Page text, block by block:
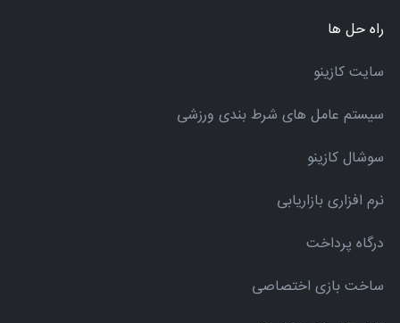
راه حل ها
سایت کازینو
سیستم عامل های شرط بندی ورزشی
سوشال کازینو
نرم افزاری بازاریابی
درگاه پرداخت
ساخت بازی اختصاصی